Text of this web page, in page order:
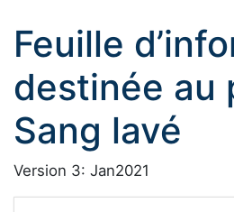
Feuille
destinée au
Sang lavé
Version 3: Jan2021